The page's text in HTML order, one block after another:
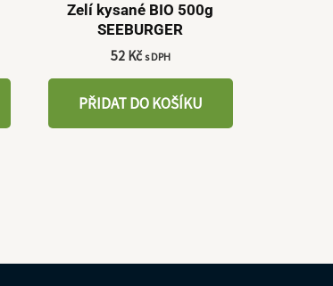
Zelí kysané BIO 500g
SEEBURGER
52 Kč s DPH
PŘIDAT DO KOŠÍKU